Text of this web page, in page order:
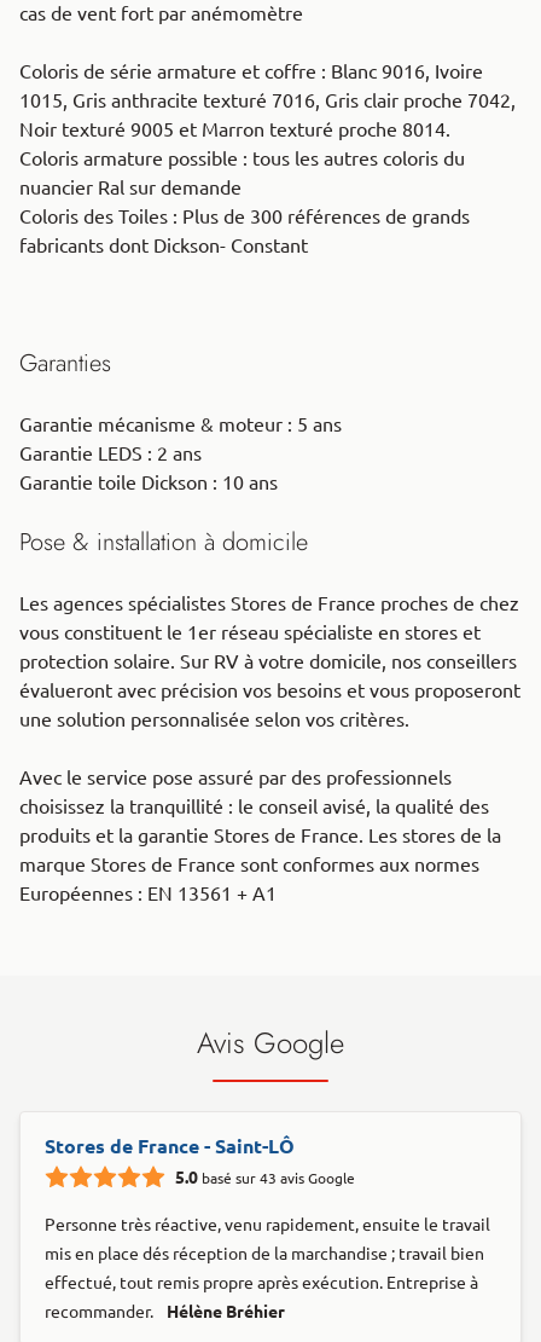
cas de vent fort par anémomètre
Coloris de série armature et coffre : Blanc 9016, Ivoire
1015, Gris anthracite texturé 7016, Gris clair proche 7042,
Noir texturé 9005 et Marron texturé proche 8014.
Coloris armature possible : tous les autres coloris du
nuancier Ral sur demande
Coloris des Toiles : Plus de 300 références de grands
fabricants dont Dickson- Constant
Garanties
Garantie mécanisme & moteur : 5 ans
Garantie LEDS : 2 ans
Garantie toile Dickson : 10 ans
Pose & installation à domicile
Les agences spécialistes Stores de France proches de chez
vous constituent le 1er réseau spécialiste en stores et
protection solaire. Sur RV à votre domicile, nos conseillers
évalueront avec précision vos besoins et vous proposeront
une solution personnalisée selon vos critères.
Avec le service pose assuré par des professionnels
choisissez la tranquillité : le conseil avisé, la qualité des
produits et la garantie Stores de France. Les stores de la
marque Stores de France sont conformes aux normes
Européennes : EN 13561 + A1
Avis Google
Stores de France - Saint-LÔ
5.0 basé sur 43 avis Google
Personne très réactive, venu rapidement, ensuite le travail
mis en place dés réception de la marchandise ; travail bien
effectué, tout remis propre après exécution. Entreprise à
recommander.
Hélène Bréhier